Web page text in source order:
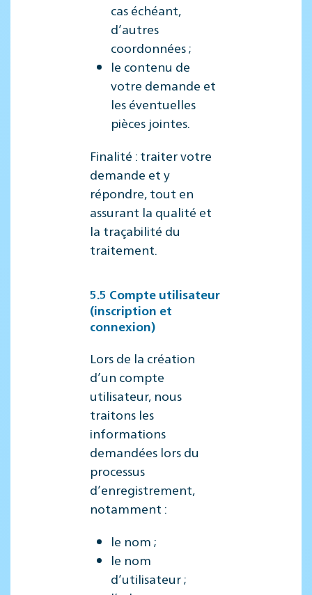
cas échéant,
d’autres
coordonnées ;
le contenu de
votre demande et
les éventuelles
pièces jointes.
Finalité : traiter votre
demande et y
répondre, tout en
assurant la qualité et
la traçabilité du
traitement.
5.5 Compte utilisateur
(inscription et
connexion)
Lors de la création
d’un compte
utilisateur, nous
traitons les
informations
demandées lors du
processus
d’enregistrement,
notamment :
le nom ;
le nom
d’utilisateur ;